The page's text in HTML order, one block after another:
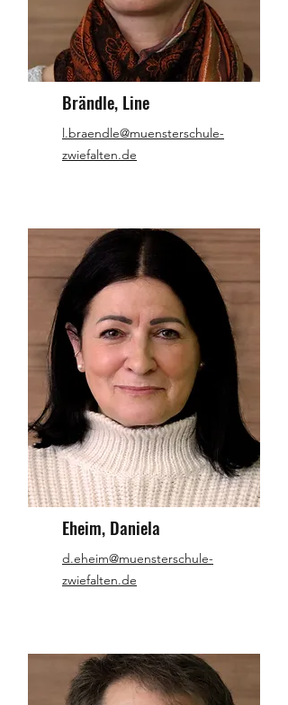
Brändle, Line
l.braendle@muensterschule-
zwiefalten.de
Eheim, Daniela
d.eheim@muensterschule-
zwiefalten.de